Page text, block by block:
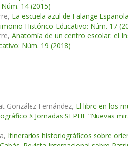
14 (2015)
La escuela azul de Falange
Histórico-Educativo: Núm. 17
Anatomía de un centro escolar: el
Núm. 19 (2018)
González Fernández, El libro en los
X Jornadas SEPHE “Nuevas
Itinerarios historiográficos sobre